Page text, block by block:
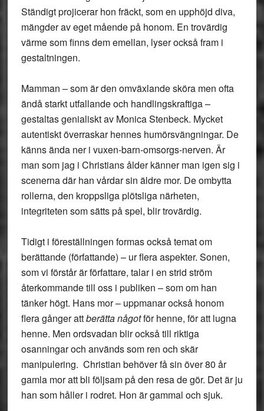
Ständigt projicerar hon fräckt, som en upphöjd diva,
mängder av eget mående på honom. En trovärdig
värme som finns dem emellan, lyser också fram i
gestaltningen.
Mamman – som är den omväxlande sköra men ofta
ändå starkt utfallande och handlingskraftiga –
gestaltas genialiskt av Monica Stenbeck. Mycket
autentiskt överraskar hennes humörsvängningar. De
känns ända ner i vuxen-barn-omsorgs-nerven. Är
man som jag i Christians ålder känner man igen sig i
scenerna där han vårdar sin äldre mor. De ombytta
rollerna, den kroppsliga plötsliga närheten,
integriteten som sätts på spel, blir trovärdig.
Tidigt i föreställningen formas också temat om
berättande (författande) – ur flera aspekter. Sonen,
som vi förstår är författare, talar i en strid ström
återkommande till oss i publiken – som om han
tänker högt. Hans mor – uppmanar också honom
flera gånger attberätta någotför henne, för att lugna
henne. Men ordsvadan blir också till riktiga
osanningar och används som ren och skär
manipulering. Christian behöver få sin över 80 år
gamla mor att bli följsam på den resa de gör. Det är ju
han som håller i rodret. Hon är gammal och sjuk.